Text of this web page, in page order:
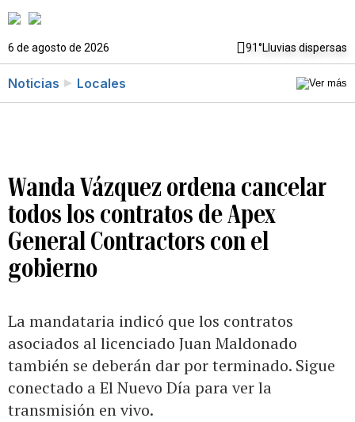
6 de agosto de 2026 91°Lluvias dispersas
Noticias Locales
Wanda Vázquez ordena cancelar
todos los contratos de Apex
General Contractors con el
gobierno
La mandataria indicó que los contratos
asociados al licenciado Juan Maldonado
también se deberán dar por terminado. Sigue
conectado a El Nuevo Día para ver la
transmisión en vivo.